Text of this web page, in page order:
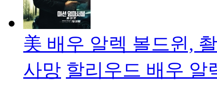
美 배우 알렉 볼드윈,
사망 할리우드 배우 알